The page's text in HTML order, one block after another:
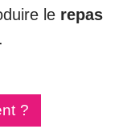
le repas
?